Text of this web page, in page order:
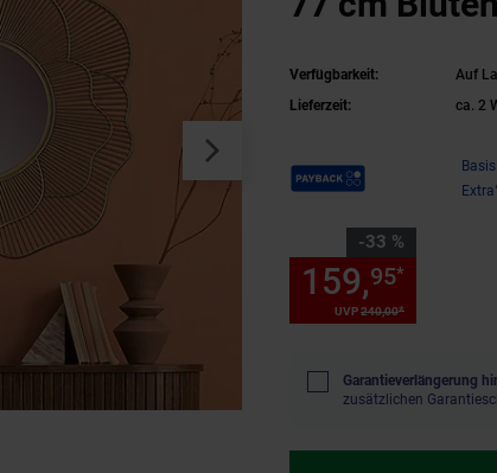
Verfügbarkeit:
Auf
Lieferzeit:
ca. 2
Payback Punkte
-33 %
Sie Sparen 33 Prozent,
UVP240,00*
159,95*
Garantieverlängerung
zusätzlichen